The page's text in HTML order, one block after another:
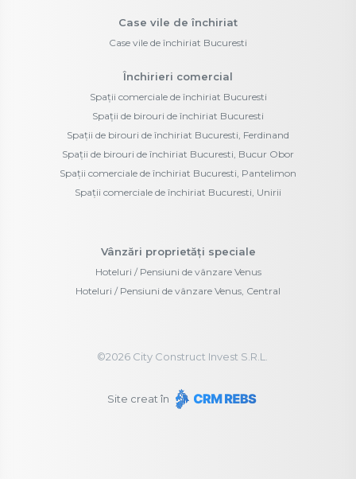
Case vile de închiriat
Case vile de închiriat Bucuresti
Închirieri comercial
Spații comerciale de închiriat Bucuresti
Spații de birouri de închiriat Bucuresti
Spații de birouri de închiriat Bucuresti, Ferdinand
Spații de birouri de închiriat Bucuresti, Bucur Obor
Spații comerciale de închiriat Bucuresti, Pantelimon
Spații comerciale de închiriat Bucuresti, Unirii
Vânzări proprietăți speciale
Hoteluri / Pensiuni de vânzare Venus
Hoteluri / Pensiuni de vânzare Venus, Central
©2026City Construct Invest S.R.L.
Site creat în